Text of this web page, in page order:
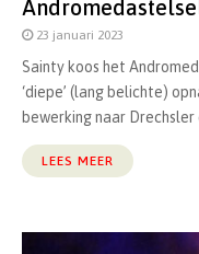
23 januari 2023
Sainty koos het
‘diepe’ (lang belichte)
bewerking naar Drechsler
LEES MEER